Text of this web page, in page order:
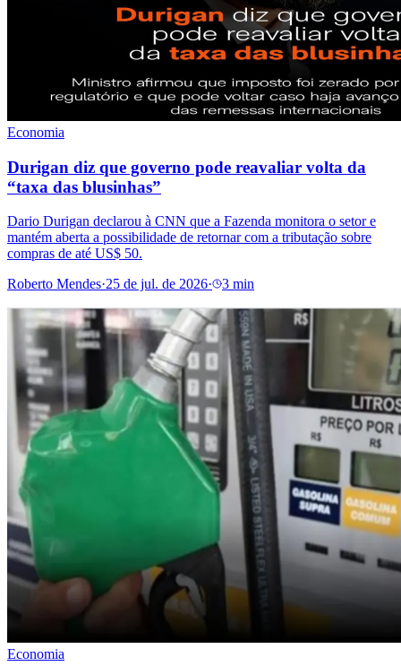
Economia
Durigan diz que governo pode reavaliar volta da
“taxa das blusinhas”
Dario Durigan declarou à CNN que a Fazenda monitora o setor e
mantém aberta a possibilidade de retornar com a tributação sobre
compras de até US$ 50.
Roberto Mendes·25 de jul. de 2026· 3 min
Economia